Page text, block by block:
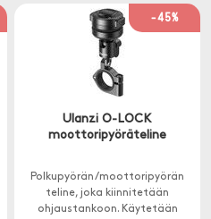
-45%
Ulanzi O-LOCK
moottoripyöräteline
Polkupyörän/moottoripyörän
teline, joka kiinnitetään
ohjaustankoon. Käytetään